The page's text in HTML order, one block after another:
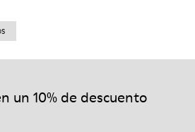
un 10% de descuento